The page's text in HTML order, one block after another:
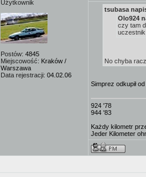
Użytkownik
Postów: 4845
Miejscowość: Kraków /
Warszawa
Data rejestracji: 04.02.06
tsubasa
Olo924
czy tam
No chyba
Simprez odkupił
924 '78
944 '83
Każdy kilometr
Jeder Kilometer